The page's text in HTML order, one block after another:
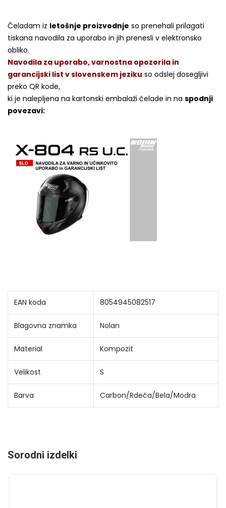
Čeladam iz letošnje proizvodnje so prenehali prilagati
tiskana navodila za uporabo in jih prenesli v elektronsko
obliko.
Navodila za uporabo, varnostna opozorila in
garancijski list v slovenskem jeziku so odslej dosegljivi
preko QR kode,
ki je nalepljena na kartonski embalaži čelade in na spodnji
povezavi:
EAN koda 8054945082517
Blagovna znamka Nolan
Material Kompozit
Velikost S
Barva Carbon/Rdeča/Bela/Modra
Sorodni izdelki